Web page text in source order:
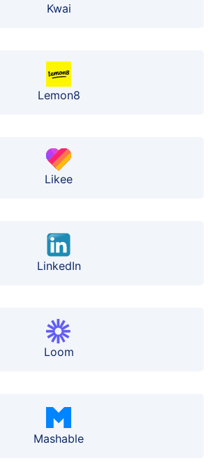
Kwai
Lemon8
Likee
LinkedIn
Loom
Mashable